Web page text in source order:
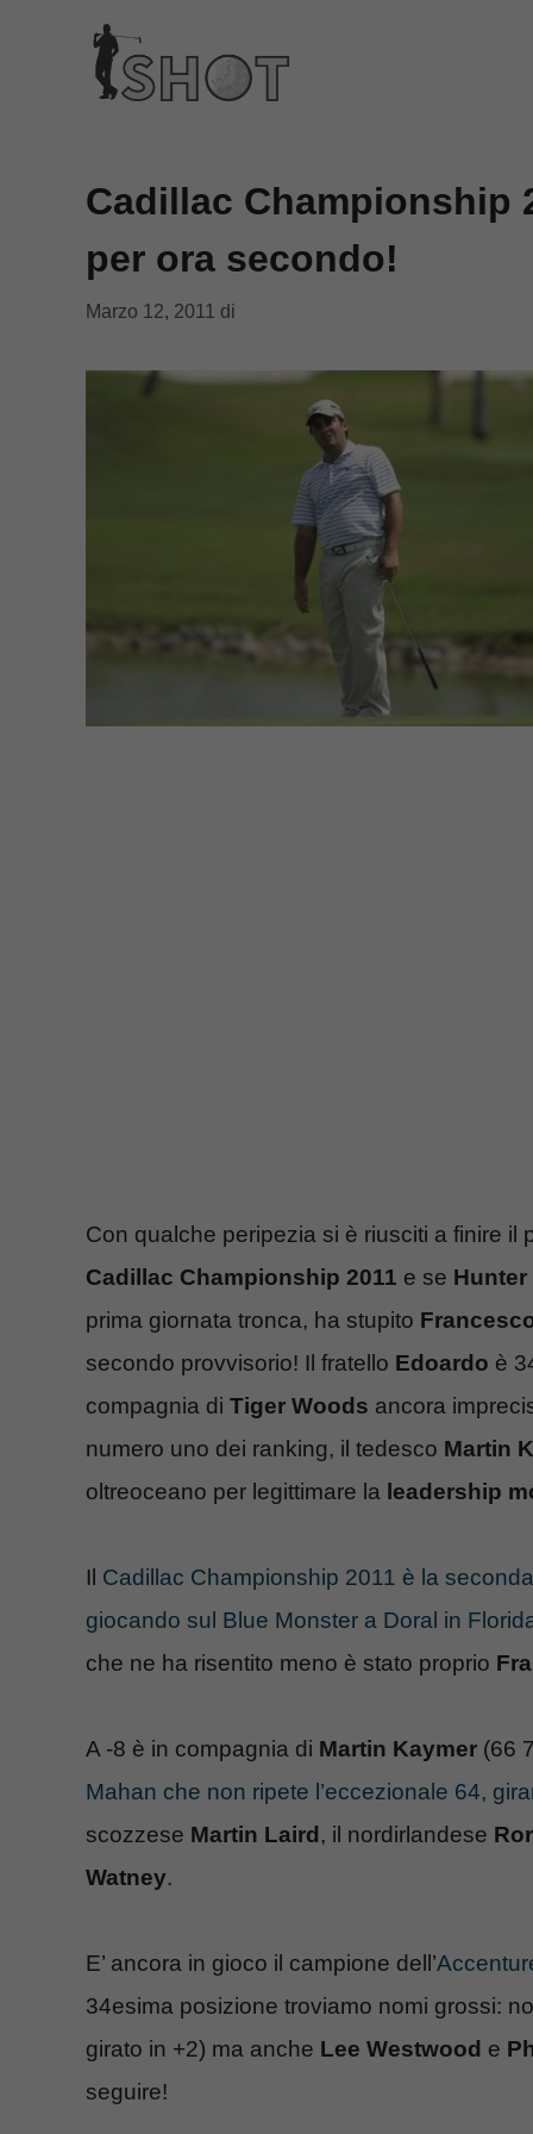
contenuto
Cadillac Championship
per ora secondo!
Marzo 12, 2011 di
Con qualche peripezia si è riusciti a finire
Cadillac Championship 2011 e se Hunter
prima giornata tronca, ha stupito
secondo provvisorio! Il fratello Edoardo è
compagnia di Tiger Woods ancora
numero uno dei ranking, il tedesco Martin
oltreoceano per legittimare la leadership
Il Cadillac Championship 2011 è la
giocando sul Blue Monster a Doral in
che ne ha risentito meno è stato proprio
A -8 è in compagnia di Martin Kaymer (66
Mahan che non ripete l’eccezionale 64,
scozzese Martin Laird, il nordirlandese
Watney.
E’ ancora in gioco il campione dell’
34esima posizione troviamo nomi grossi:
girato in +2) ma anche Lee Westwood e
seguire!